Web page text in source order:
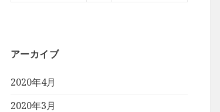
アーカイブ
2020年4月
2020年3月